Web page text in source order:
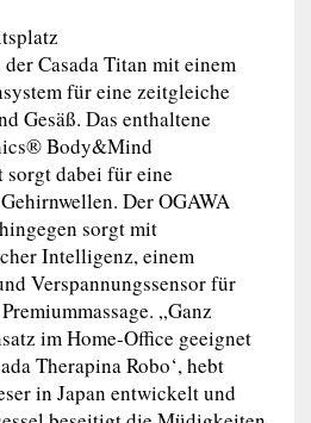
Casada Titan mit einem
für eine zeitgleiche
Gesäß. Das enthaltene
Body&Mind
sorgt dabei für eine
Der OGAWA
sorgt mit
Intelligenz, einem
Verspannungssensor für
„Ganz
im Home-Office geeignet
Therapina Robo‘, hebt
in Japan entwickelt und